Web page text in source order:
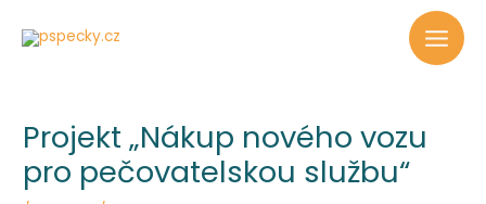
Projekt „Nákup nového vozu
pro pečovatelskou službu“